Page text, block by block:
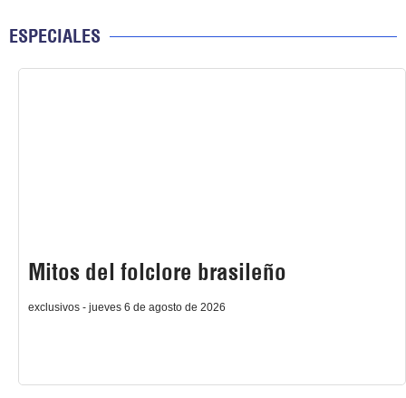
ESPECIALES
Mitos del folclore brasileño
exclusivos - jueves 6 de agosto de 2026